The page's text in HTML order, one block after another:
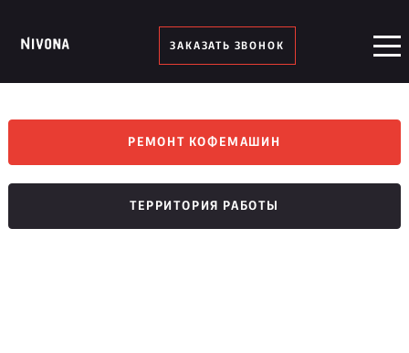
ЗАКАЗАТЬ ЗВОНОК
РЕМОНТ КОФЕМАШИН
ТЕРРИТОРИЯ РАБОТЫ